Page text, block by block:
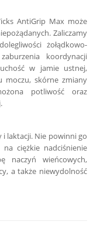
AntiGrip Max może
Zaliczamy
żołądkowo-
koordynacji
w jamie ustnej,
skórne zmiany
potliwość oraz
i laktacji. Nie powinni go
ciężkie nadciśnienie
naczyń wieńcowych,
a także niewydolność